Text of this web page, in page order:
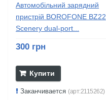
Автомобільний зарядний
пристрій BOROFONE BZ22
Scenery dual-port...
300 грн
Купити
Заканчивается (арт:2115262)